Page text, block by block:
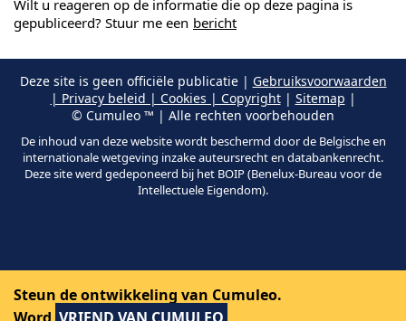
Wilt u reageren op de informatie die op deze pagina is
gepubliceerd? Stuur me een bericht
Deze site is geen officiële publicatie | Gebruiksvoorwaarden
| Privacy beleid | Cookies | Copyright| Sitemap |
© Cumuleo ™ | Alle rechten voorbehouden
De inhoud van deze website wordt beschermd door de Belgische en
internationale wetgeving inzake auteursrecht en databankenrecht.
Deze site werd gedeponeerd bij het BOIP (Benelux-Bureau voor de
Intellectuele Eigendom).
Steun de ontwikkeling van Cumuleo.